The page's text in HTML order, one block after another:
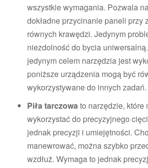
wszystkie wymagania. Pozwala
dokładne przycinanie paneli przy
równych krawędzi. Jedynym
niezdolność do bycia
jedynym celem narzędzia jest
poniższe urządzenia mogą być
wykorzystywane do innych zadań.
Piła tarczowato narzędzie, które
wykorzystać do precyzyjnego
jednak precyzji i umiejętności.
manewrować, można szybko
wzdłuż. Wymaga to jednak